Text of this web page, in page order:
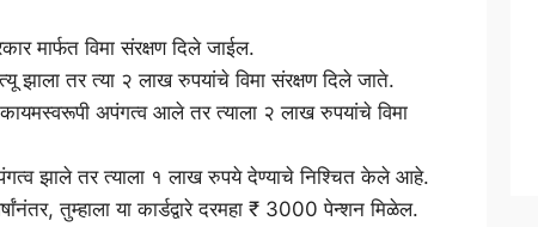
मार्फत विमा संरक्षण दिले जाईल.
झाला तर त्या २ लाख रुपयांचे विमा संरक्षण दिले जाते.
अपंगत्व आले तर त्याला २ लाख रुपयांचे विमा
झाले तर त्याला १ लाख रुपये देण्याचे निश्चित केले आहे.
तुम्हाला या कार्डद्वारे दरमहा ₹ 3000 पेन्शन मिळेल.